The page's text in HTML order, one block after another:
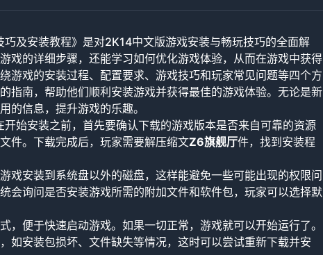
及安装教程》是对2K14中文版游戏安装与畅玩技巧的全面解
戏的详细步骤，还能学习如何优化游戏体验，从而在游戏中获得
游戏的安装过程、配置要求、游戏技巧和玩家常见问题等四个方
指南，帮助他们顺利安装游戏并获得最佳的游戏体验。无论是新
的信息，提升游戏的乐趣。
始安装之前，首先要确认下载的游戏版本是否来自可靠的资源
件。下载完成后，玩家需要解压缩文Z6旗舰厅件，找到安装程
戏安装到系统盘以外的磁盘，这样能避免一些可能出现的权限问
会询问是否安装游戏所需的附加文件和软件包，玩家可以选择默
便于快速启动游戏。如果一切正常，游戏就可以开始运行了。
如安装包损坏、文件缺失等情况，这时可以尝试重新下载并安